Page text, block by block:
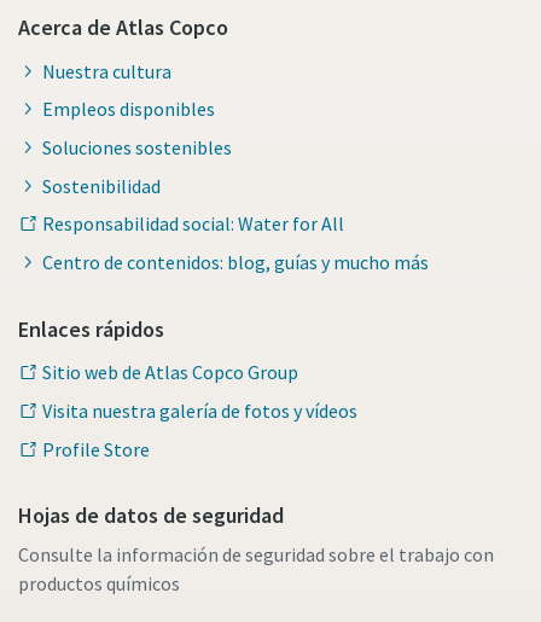
Acerca de Atlas Copco
Nuestra cultura
Empleos disponibles
Soluciones sostenibles
Sostenibilidad
Responsabilidad social: Water for All
Centro de contenidos: blog, guías y mucho más
Enlaces rápidos
Sitio web de Atlas Copco Group
Visita nuestra galería de fotos y vídeos
Profile Store
Hojas de datos de seguridad
Consulte la información de seguridad sobre el trabajo con
productos químicos